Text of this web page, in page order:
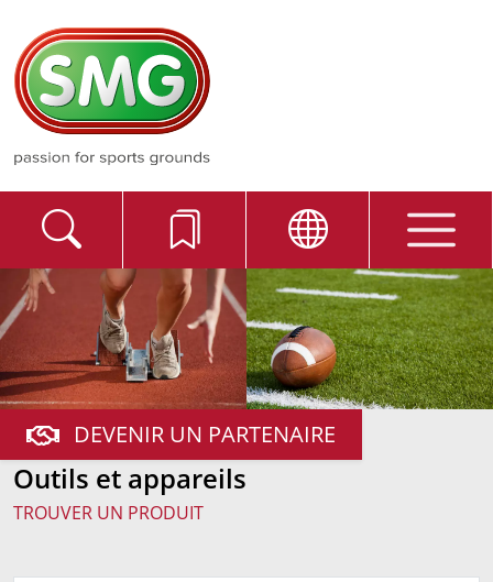
DEVENIR UN PARTENAIRE
Outils et appareils
TROUVER UN PRODUIT